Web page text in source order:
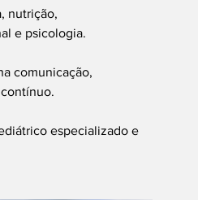
nutrição,
e psicologia.
comunicação,
especializado e